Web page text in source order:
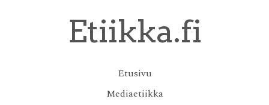
Etiikka.fi
Etusivu
Mediaetiikka